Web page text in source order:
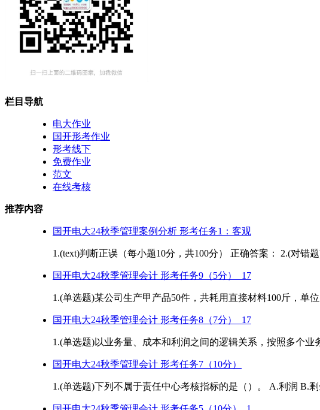
栏目导航
电大作业
国开形考作业
形考线下
免费作业
范文
在线考核
推荐内容
国开电大24秋季管理案例分析 形考任务1：客观
1.(text)判断正误（每小题10分，共100分） 正确答案： 2.(对错
国开电大24秋季管理会计 形考任务9（5分）_17
1.(单选题)某公司生产甲产品50件，共耗用直接材料100斤，单
国开电大24秋季管理会计 形考任务8（7分）_17
1.(单选题)以业务量、成本和利润之间的逻辑关系，按照多个业
国开电大24秋季管理会计 形考任务7（10分）
1.(单选题)下列不属于责任中心考核指标的是（）。 A.利润 B.